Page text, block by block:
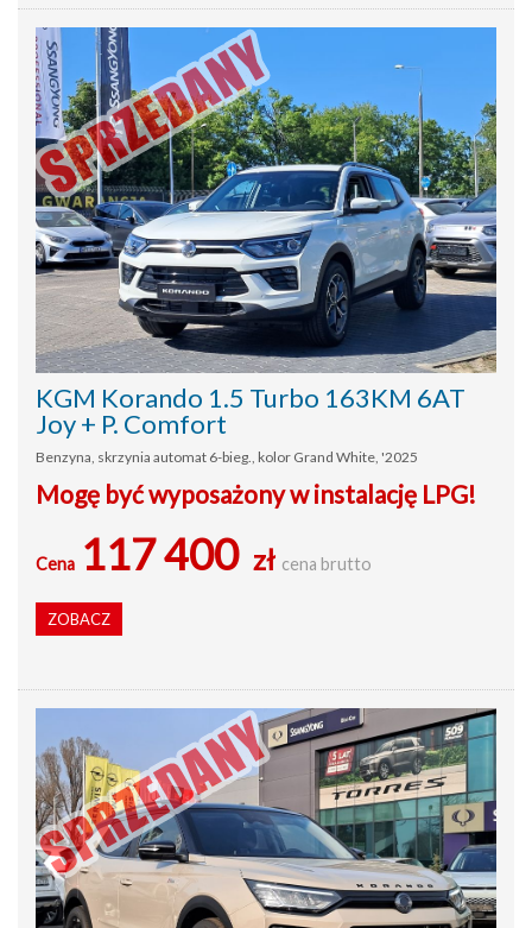
KGM Korando 1.5 Turbo 163KM 6AT
Joy + P. Comfort
Benzyna, skrzynia automat 6-bieg., kolor Grand White, '2025
Mogę być wyposażony w instalację LPG!
Cena 117 400 zł cena brutto
ZOBACZ